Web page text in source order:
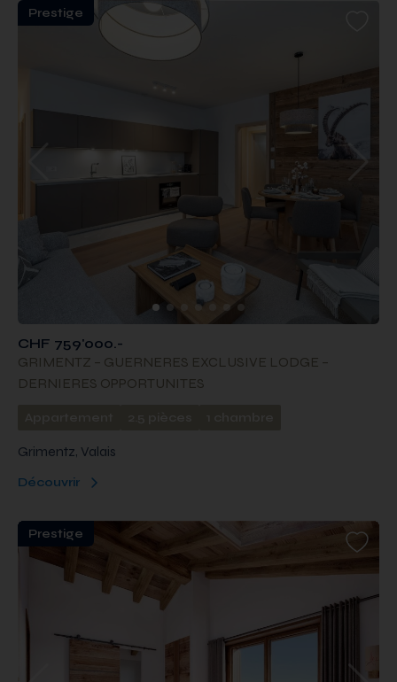
Prestige
CHF 759'000.-
GRIMENTZ – GUERNERES EXCLUSIVE LODGE –
DERNIERES OPPORTUNITES
Grimentz, Valais
Découvrir
Prestige